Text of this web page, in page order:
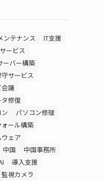
ンテナンス
IT支援
ービス
ーバー構築
サービス
議
タ修復
パソコン修理
ール構築
ェア
中国
中国事務所
導入支援
監視カメラ